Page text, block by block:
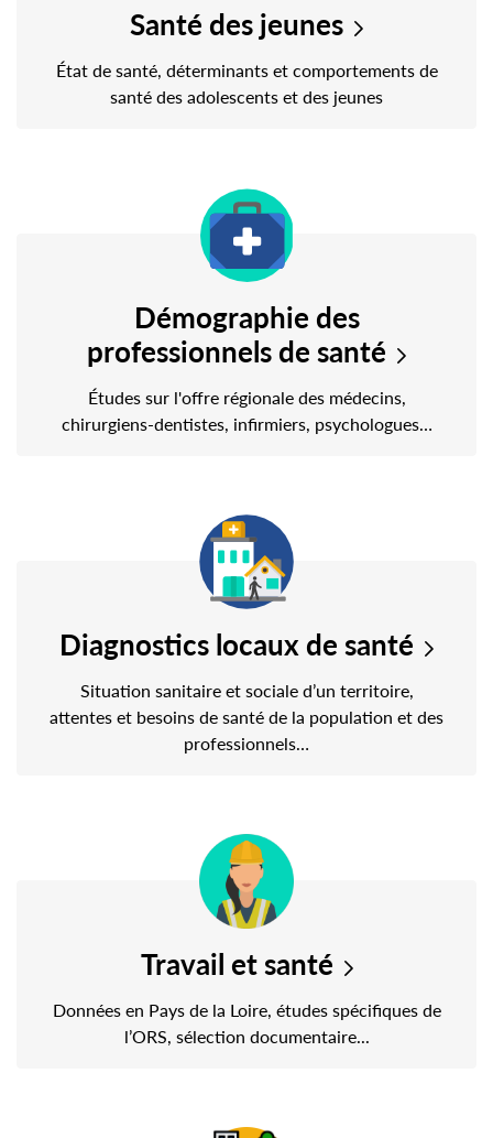
Santé des jeunes
État de santé, déterminants et comportements de
santé des adolescents et des jeunes
Démographie des
professionnels de santé
Études sur l'offre régionale des médecins,
chirurgiens-dentistes, infirmiers, psychologues…
Diagnostics locaux de santé
Situation sanitaire et sociale d’un territoire,
attentes et besoins de santé de la population et des
professionnels…
Travail et santé
Données en Pays de la Loire, études spécifiques de
l’ORS, sélection documentaire...